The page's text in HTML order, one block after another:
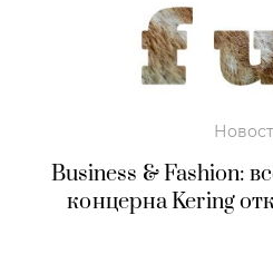
Business & Fashion:
концерна Kering